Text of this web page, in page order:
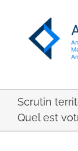
Scrutin
Quel est